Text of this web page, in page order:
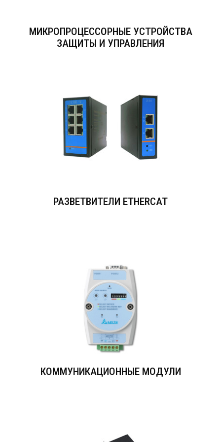
МИКРОПРОЦЕССОРНЫЕ УСТРОЙСТВА
ЗАЩИТЫ И УПРАВЛЕНИЯ
РАЗВЕТВИТЕЛИ ETHERCAT
КОММУНИКАЦИОННЫЕ МОДУЛИ